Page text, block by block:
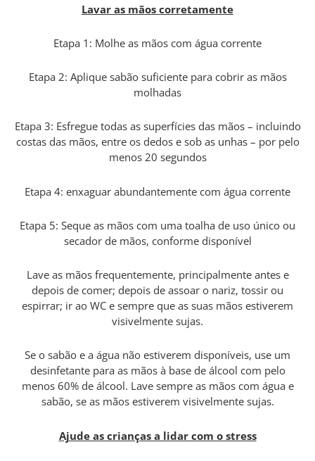
Lavar as mãos corretamente
Etapa 1: Molhe as mãos com água corrente
Etapa 2: Aplique sabão suficiente para cobrir as mãos
molhadas
Etapa 3: Esfregue todas as superfícies das mãos – incluindo
costas das mãos, entre os dedos e sob as unhas – por pelo
menos 20 segundos
Etapa 4: enxaguar abundantemente com água corrente
Etapa 5: Seque as mãos com uma toalha de uso único ou
secador de mãos, conforme disponível
Lave as mãos frequentemente, principalmente antes e
depois de comer; depois de assoar o nariz, tossir ou
espirrar; ir ao WC e sempre que as suas mãos estiverem
visivelmente sujas.
Se o sabão e a água não estiverem disponíveis, use um
desinfetante para as mãos à base de álcool com pelo
menos 60% de álcool. Lave sempre as mãos com água e
sabão, se as mãos estiverem visivelmente sujas.
Ajude as crianças a lidar com o stress